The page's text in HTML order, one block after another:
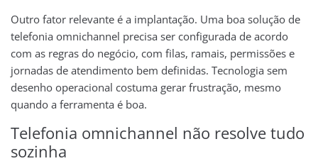
Outro fator relevante é a implantação. Uma boa solução de
telefonia omnichannel precisa ser configurada de acordo
com as regras do negócio, com filas, ramais, permissões e
jornadas de atendimento bem definidas. Tecnologia sem
desenho operacional costuma gerar frustração, mesmo
quando a ferramenta é boa.
Telefonia omnichannel não resolve tudo
sozinha